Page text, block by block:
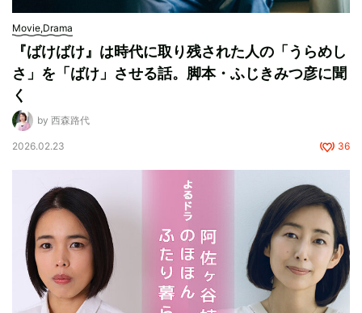
Movie,Drama
『ばけばけ』は時代に取り残された人の「うらめし
さ」を「ばけ」させる話。脚本・ふじきみつ彦に聞
く
by 西森路代
2026.02.23 36